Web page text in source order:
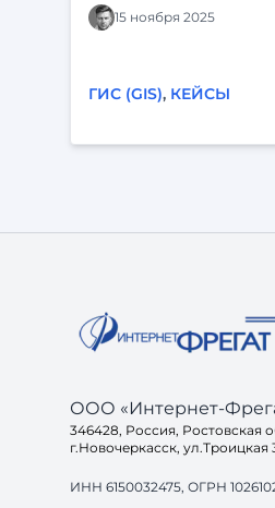
карте и
внедрения «Фарватер-
15 ноября 2025
ГИС (GIS), КЕЙСЫ
ООО «Интернет-
346428, Россия, Ростовская
г.Новочеркасск, ул.Троицкая
ИНН 6150032475, ОГРН